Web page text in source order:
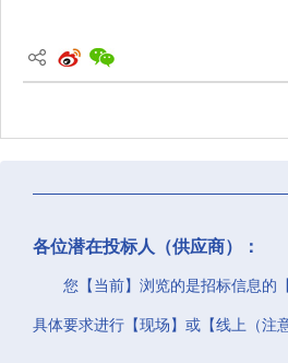
各位潜在投标人（供应商）：
您【当前】浏览的是招标信息的
具体要求进行【现场】或【线上（注